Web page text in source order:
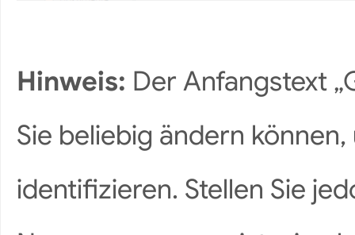
Hinweis: Der Anfangstext
Sie beliebig ändern
identifizieren. Stellen Sie